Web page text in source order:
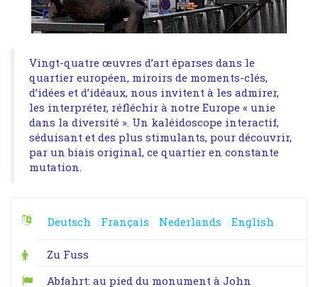
Vingt-quatre œuvres d’art éparses dans le
quartier européen, miroirs de moments-clés,
d’idées et d’idéaux, nous invitent à les admirer,
les interpréter, réfléchir à notre Europe « unie
dans la diversité ». Un kaléidoscope interactif,
séduisant et des plus stimulants, pour découvrir,
par un biais original, ce quartier en constante
mutation.
Deutsch Français Nederlands English
Zu Fuss
Abfahrt: au pied du monument à John